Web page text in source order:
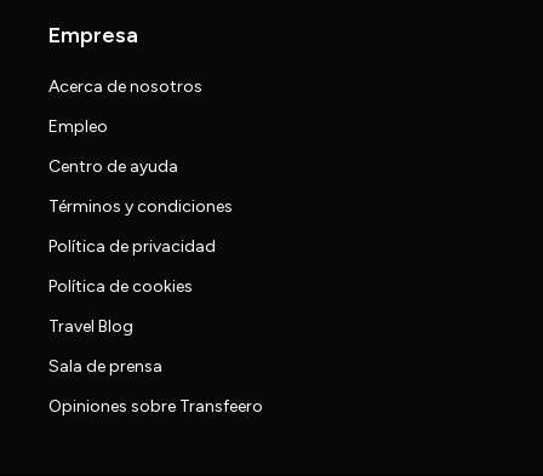
Empresa
Acerca de nosotros
Empleo
Centro de ayuda
Términos y condiciones
Política de privacidad
Política de cookies
Travel Blog
Sala de prensa
Opiniones sobre Transfeero